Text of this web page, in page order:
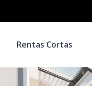
Rentas Cortas